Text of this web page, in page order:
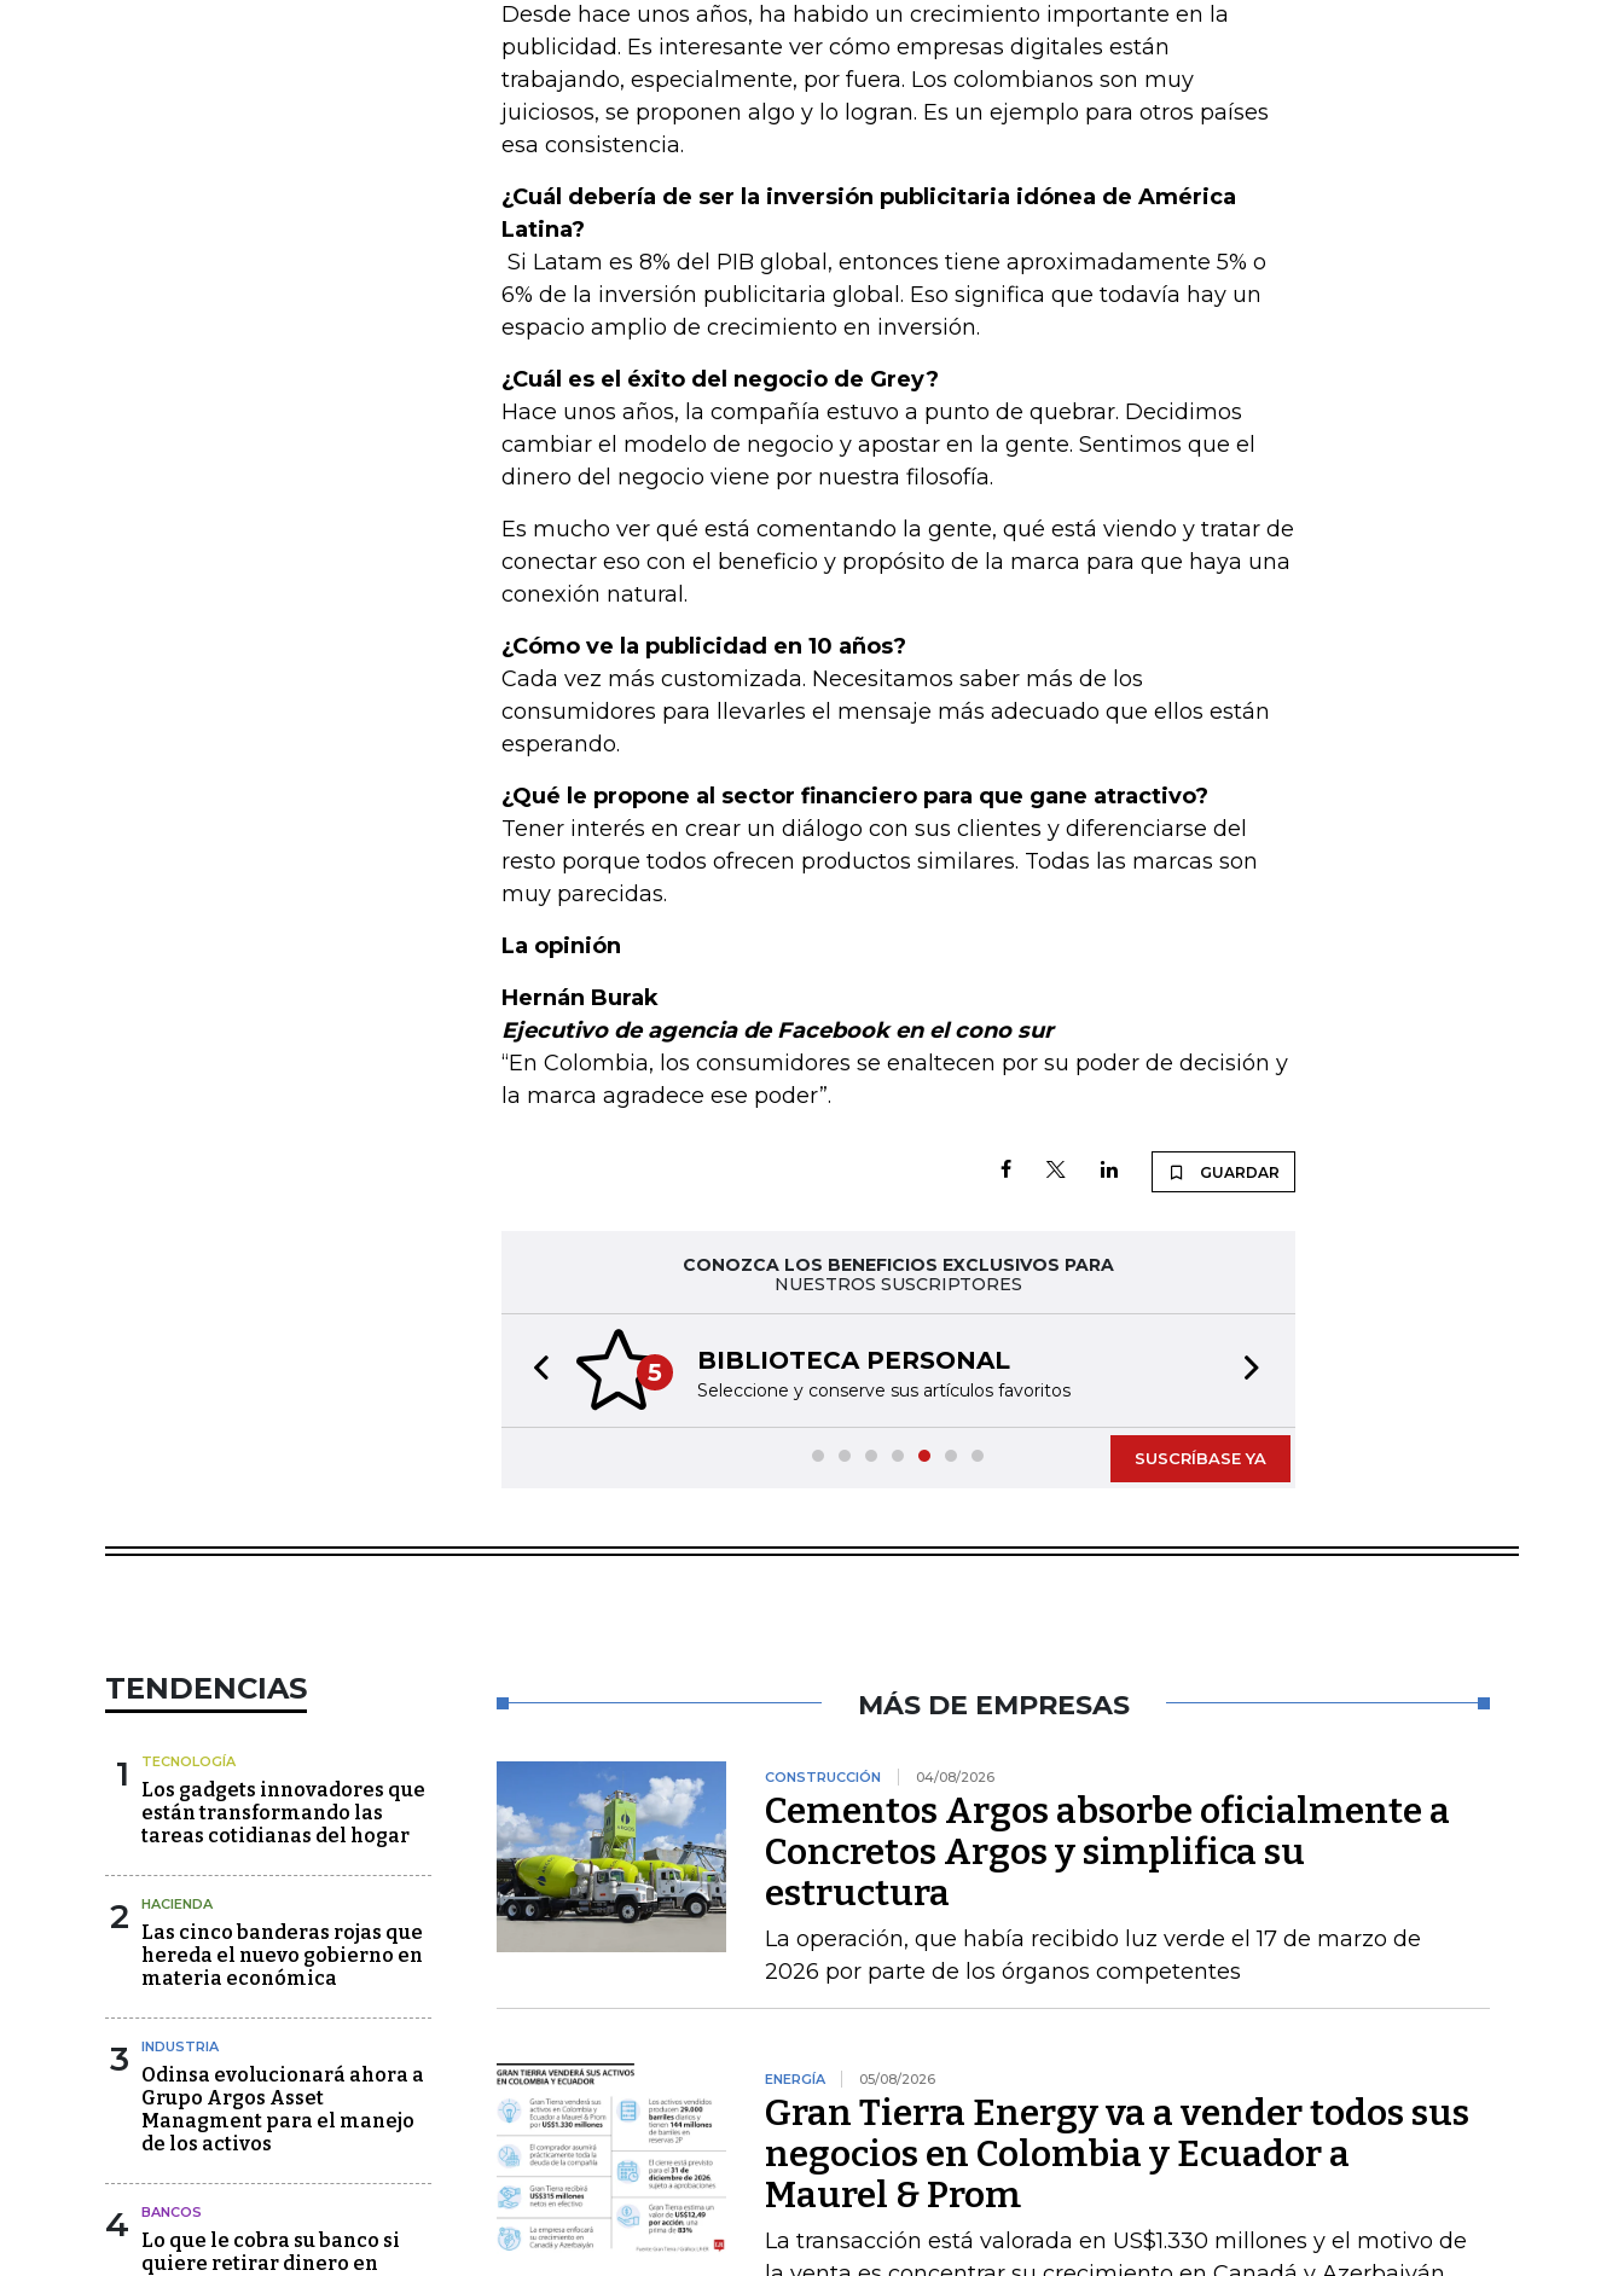
Desde hace unos años, ha habido un crecimiento importante en la
publicidad. Es interesante ver cómo empresas digitales están
trabajando, especialmente, por fuera. Los colombianos son muy
juiciosos, se proponen algo y lo logran. Es un ejemplo para otros países
esa consistencia.
¿Cuál debería de ser la inversión publicitaria idónea de América
Latina?
Si Latam es 8% del PIB global, entonces tiene aproximadamente 5% o
6% de la inversión publicitaria global. Eso significa que todavía hay un
espacio amplio de crecimiento en inversión.
¿Cuál es el éxito del negocio de Grey?
Hace unos años, la compañía estuvo a punto de quebrar. Decidimos
cambiar el modelo de negocio y apostar en la gente. Sentimos que el
dinero del negocio viene por nuestra filosofía.
Es mucho ver qué está comentando la gente, qué está viendo y tratar de
conectar eso con el beneficio y propósito de la marca para que haya una
conexión natural.
¿Cómo ve la publicidad en 10 años?
Cada vez más customizada. Necesitamos saber más de los
consumidores para llevarles el mensaje más adecuado que ellos están
esperando.
¿Qué le propone al sector financiero para que gane atractivo?
Tener interés en crear un diálogo con sus clientes y diferenciarse del
resto porque todos ofrecen productos similares. Todas las marcas son
muy parecidas.
La opinión
Hernán Burak
Ejecutivo de agencia de Facebook en el cono sur
“En Colombia, los consumidores se enaltecen por su poder de decisión y
la marca agradece ese poder”.
GUARDAR
CONOZCA LOS BENEFICIOS EXCLUSIVOS PARA
NUESTROS SUSCRIPTORES
5 BIBLIOTECA PERSONAL
Seleccione y conserve sus artículos favoritos
Previous slide
SUSCRÍBASE YA
TENDENCIAS
1 TECNOLOGÍA
Los gadgets innovadores que
están transformando las
tareas cotidianas del hogar
2 HACIENDA
Las cinco banderas rojas que
hereda el nuevo gobierno en
materia económica
3 INDUSTRIA
Odinsa evolucionará ahora a
Grupo Argos Asset
Managment para el manejo
de los activos
4 BANCOS
Lo que le cobra su banco si
quiere retirar dinero en
MÁS DE EMPRESAS
CONSTRUCCIÓN 04/08/2026
Cementos Argos absorbe oficialmente a
Concretos Argos y simplifica su
estructura
La operación, que había recibido luz verde el 17 de marzo de
2026 por parte de los órganos competentes
ENERGÍA 05/08/2026
Gran Tierra Energy va a vender todos sus
negocios en Colombia y Ecuador a
Maurel & Prom
La transacción está valorada en US$1.330 millones y el motivo de